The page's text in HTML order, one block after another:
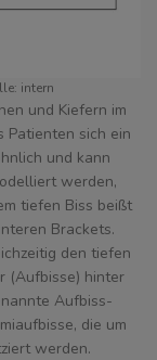
intern
und Kiefern im
Patienten sich ein
und kann
werden,
tiefen Biss beißt
Brackets.
den tiefen
(Aufbisse) hinter
Aufbiss-
die um
werden.